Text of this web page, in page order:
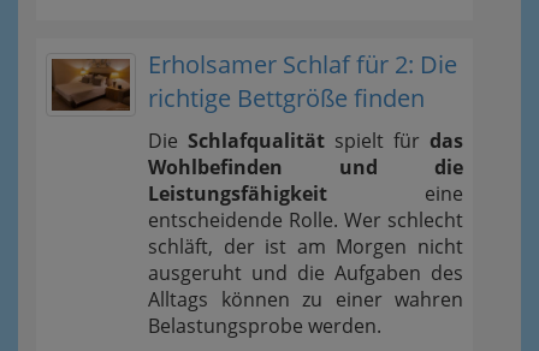
Erholsamer Schlaf für 2: Die
richtige Bettgröße finden
Die Schlafqualität spielt für das
Wohlbefinden und die
Leistungsfähigkeit eine
entscheidende Rolle. Wer schlecht
schläft, der ist am Morgen nicht
ausgeruht und die Aufgaben des
Alltags können zu einer wahren
Belastungsprobe werden.